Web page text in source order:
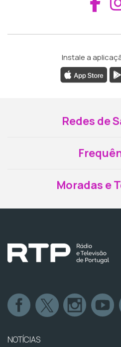
Instale a
Redes de
Moradas e
NOTÍCIAS